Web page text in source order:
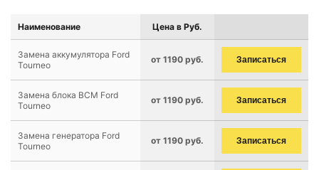
Наименование Цена в Руб.
Замена аккумулятора Ford
Tourneo
от 1190 руб. Записаться
Замена блока BCM Ford
Tourneo
от 1190 руб. Записаться
Замена генератора Ford
Tourneo
от 1190 руб. Записаться